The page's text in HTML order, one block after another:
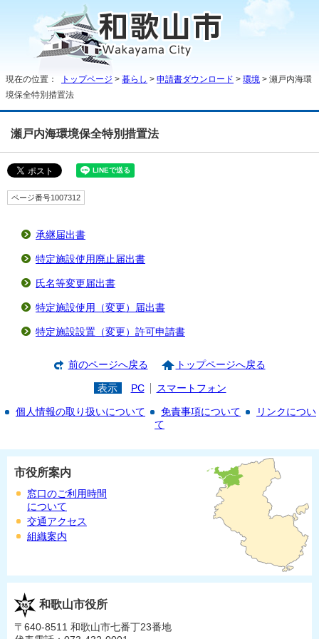
現在の位置： トップページ > 暮らし > 申請書ダウンロード > 環境 > 瀬戸内海環
境保全特別措置法
瀬戸内海環境保全特別措置法
ページ番号1007312
承継届出書
特定施設使用廃止届出書
氏名等変更届出書
特定施設使用（変更）届出書
特定施設設置（変更）許可申請書
前のページへ戻る トップページへ戻る
表示 PC スマートフォン
個人情報の取り扱いについて 免責事項について
リンクについ
て
市役所案内
窓口のご利用時間
について
交通アクセス
組織案内
和歌山市役所
〒640-8511 和歌山市七番丁23番地